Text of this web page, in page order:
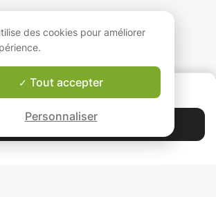
!
Garantie Le-Bon-Prof
Contacter Julie
4.9 44 401
des cookies pour améliorer
Tout accepter
Personnaliser